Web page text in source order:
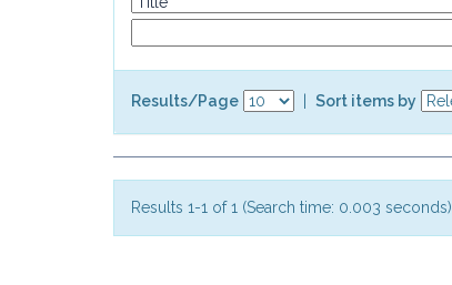
Results/Page Sort items by
Results 1-1 of 1 (Search time: 0.003 seconds).